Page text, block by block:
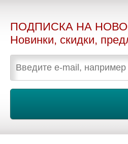
ПОДПИСКА НА
Новинки, скидки,